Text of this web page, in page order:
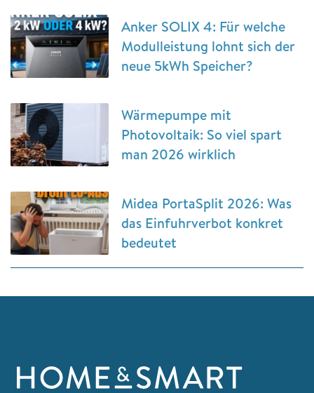
Anker SOLIX 4: Für welche
Modulleistung lohnt sich der
neue 5kWh Speicher?
Wärmepumpe mit
Photovoltaik: So viel spart
man 2026 wirklich
Midea PortaSplit 2026: Was
das Einfuhrverbot konkret
bedeutet